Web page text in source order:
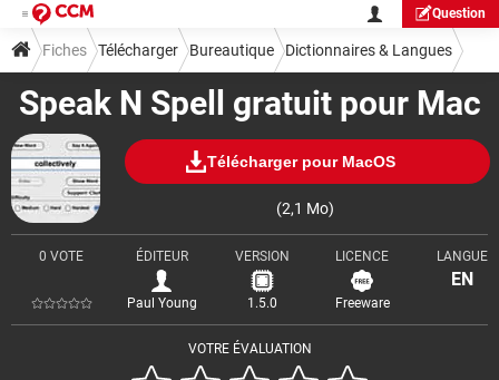
Question
Speak N Spell gratuit pour Mac
Télécharger pour MacOS
(2,1 Mo)
VOTRE ÉVALUATION
0 VOTE ÉDITEUR
Paul Young
VERSION
1.5.0
LICENCE
Freeware
LANGUE
EN
Fiches Télécharger Bureautique Dictionnaires & Langues